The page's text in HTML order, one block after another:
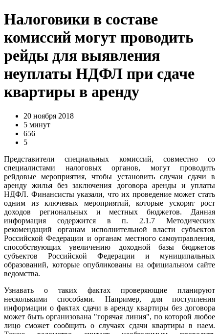
Налоговики в составе
комиссий могут проводить
рейды для выявления
неуплаты НДФЛ при сдаче
квартиры в аренду
20 ноября 2018
5 минут
656
5
Представители специальных комиссий, совместно со
специалистами налоговых органов, могут проводить
рейдовые мероприятия, чтобы установить случаи сдачи в
аренду жилья без заключения договора аренды и уплаты
НДФЛ. Финансисты указали, что их проведение может стать
одним из ключевых мероприятий, которые ускорят рост
доходов региональных и местных бюджетов. Данная
информация содержится в п. 2.1.7 Методических
рекомендаций органам исполнительной власти субъектов
Российской Федерации и органам местного самоуправления,
способствующих увеличению доходной базы бюджетов
субъектов Российской Федерации и муниципальных
образований, которые опубликованы на официальном сайте
ведомства.
Узнавать о таких фактах проверяющие планируют
несколькими способами. Например, для поступления
информации о фактах сдачи в аренду квартиры без договора
может быть организована "горячая линия", по которой любое
лицо сможет сообщить о случаях сдачи квартиры в наем.